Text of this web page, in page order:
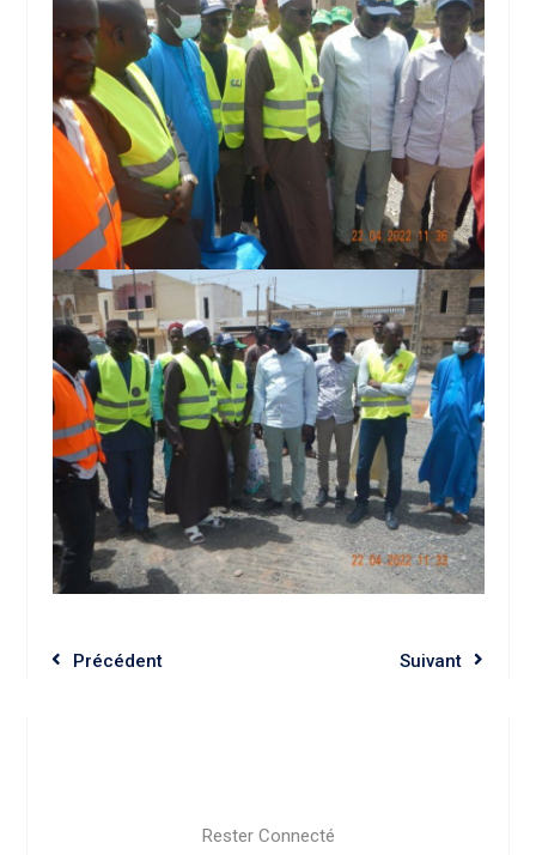
Précédent Suivant
Rester Connecté